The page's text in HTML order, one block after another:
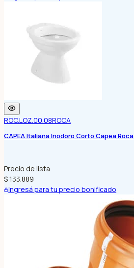
ROC.LOZ.00.08ROCA
CAPEA Italiana Inodoro Corto Capea Roca
Precio de lista
$ 133.889
Ingresá para tu precio bonificado